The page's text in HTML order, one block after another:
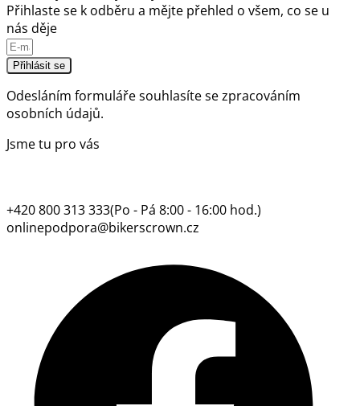
Přihlaste se k odběru a mějte přehled o všem, co se u
nás děje
Přihlásit se
Odesláním formuláře souhlasíte sezpracováním
osobních údajů.
Jsme tu pro vás
+420 800 313 333(Po - Pá 8:00 - 16:00 hod.)
onlinepodpora@bikerscrown.cz